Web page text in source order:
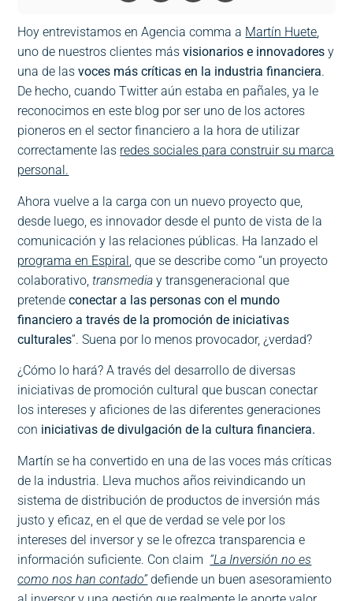
Hoy entrevistamos en Agencia comma a Martín Huete,
uno de nuestros clientes másvisionarios e innovadores y
una de lasvoces más críticas en la industria financiera.
De hecho, cuando Twitter aún estaba en pañales, ya le
reconocimos en este blog por ser uno de los actores
pioneros en el sector financiero a la hora de utilizar
correctamente las redes sociales para construir su marca
personal.
Ahora vuelve a la carga con un nuevo proyecto que,
desde luego, es innovador desde el punto de vista de la
comunicación y las relaciones públicas. Ha lanzado el
programa en Espiral, que se describe como “un proyecto
colaborativo,transmediay transgeneracional que
pretendeconectar a las personas con el mundo
financiero a través de la promoción de iniciativas
culturales”. Suena por lo menos provocador, ¿verdad?
¿Cómo lo hará? A través del desarrollo de diversas
iniciativas de promoción cultural que buscan conectar
los intereses y aficiones de las diferentes generaciones
con iniciativas de divulgación de la cultura financiera.
Martín se ha convertido en una de las voces más críticas
de la industria. Lleva muchos años reivindicando un
sistema de distribución de productos de inversión más
justo y eficaz, en el que de verdad se vele por los
intereses del inversor y se le ofrezca transparencia e
información suficiente. Con claim “La Inversión no es
como nos han contado” defiende un buen asesoramiento